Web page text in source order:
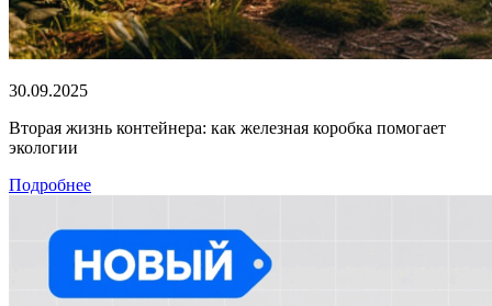
30.09.2025
Вторая жизнь контейнера: как железная коробка помогает
экологии
Подробнее